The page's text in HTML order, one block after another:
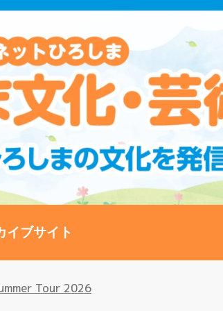
イブサイト
Tour 2026